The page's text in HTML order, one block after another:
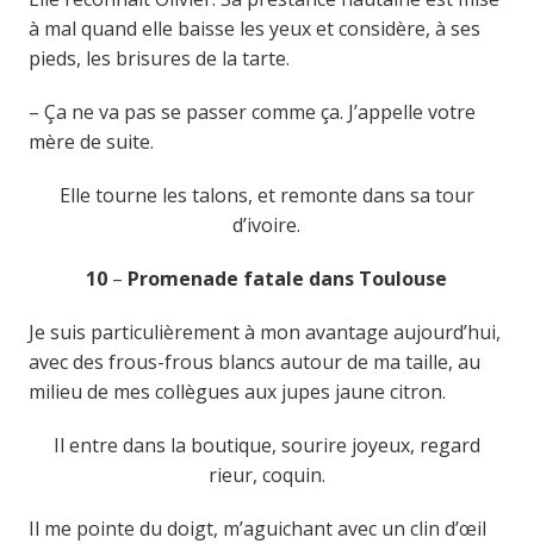
à mal quand elle baisse les yeux et considère, à ses
pieds, les brisures de la tarte.
– Ça ne va pas se passer comme ça. J’appelle votre
mère de suite.
Elle tourne les talons, et remonte dans sa tour
d’ivoire.
10 – Promenade fatale dans Toulouse
Je suis particulièrement à mon avantage aujourd’hui,
avec des frous-frous blancs autour de ma taille, au
milieu de mes collègues aux jupes jaune citron.
Il entre dans la boutique, sourire joyeux, regard
rieur, coquin.
Il me pointe du doigt, m’aguichant avec un clin d’œil